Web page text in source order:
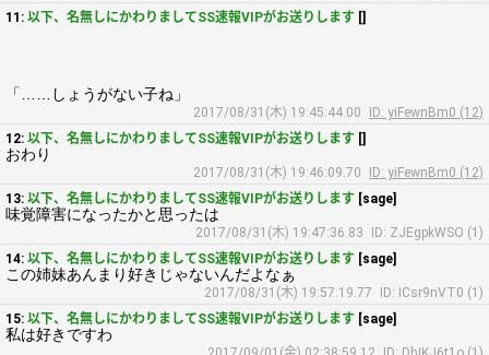
11: 以下、名無しにかわりましてSS速報VIPがお送りします []
「……しょうがない子ね」
2017/08/31(木) 19:45:44.00
ID: yiFewnBm0 (12)
12: 以下、名無しにかわりましてSS速報VIPがお送りします []
おわり
2017/08/31(木) 19:46:09.70
ID: yiFewnBm0 (12)
13: 以下、名無しにかわりましてSS速報VIPがお送りします [sage]
味覚障害になったかと思ったは
2017/08/31(木) 19:47:36.83
ID: ZJEgpkWSO (1)
14: 以下、名無しにかわりましてSS速報VIPがお送りします [sage]
この姉妹あんまり好きじゃないんだよなぁ
2017/08/31(木) 19:57:19.77
ID: ICsr9nVT0 (1)
15: 以下、名無しにかわりましてSS速報VIPがお送りします [sage]
私は好きですわ